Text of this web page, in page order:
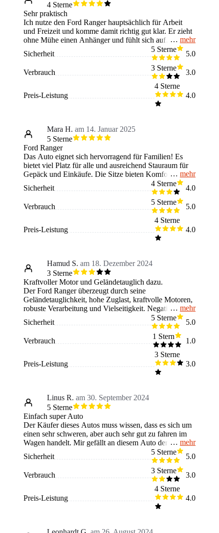
4 Sterne
Sehr praktisch
Ich nutze den Ford Ranger hauptsächlich für Arbeit
und Freizeit und komme damit richtig gut klar. Er zieht
ohne Mühe einen Anhänger und fühlt sich auf
schlechten Wegen genauso sicher an wie auf der
Autobahn. Die Sitzposition ist angenehm hoch und
man hat einen guten Überblick. Innen ist alles
funktional und stabil, aber eben nicht besonders edel.
Ein Stern Abzug, weil das Fahrwerk leer etwas hart
wirkt und man kleine Unebenheiten deutlich spürt.
Insgesamt aber ein starker und zuverlässiger Wagen.
mehr
Sicherheit
5 Sterne
5.0
Verbrauch
3 Sterne
3.0
Preis-Leistung
4 Sterne
4.0
Mara H. am 14. Januar 2025
5 Sterne
Ford Ranger
Das Auto eignet sich hervorragend für Familien! Es
bietet viel Platz für alle und ausreichend Stauraum für
Gepäck und Einkäufe. Die Sitze bieten Komfort,
wodurch auch längere Fahrten angenehm sind. Die
zahlreichen Ablagefächer und die unkomplizierte
Handhabung sind besonders praktisch. Es fährt ruhig
und sicher, wobei die Motorisierung relativ hoch ist. Ich
kann den Wagen auch für Anfänger empfehlen.
mehr
Sicherheit
4 Sterne
4.0
Verbrauch
5 Sterne
5.0
Preis-Leistung
4 Sterne
4.0
Hamud S. am 18. Dezember 2024
3 Sterne
Kraftvoller Motor und Geländetauglich dazu.
Der Ford Ranger überzeugt durch seine
Geländetauglichkeit, hohe Zuglast, kraftvolle Motoren,
robuste Verarbeitung und Vielseitigkeit. Negativ zu
bewerten sind der hohe Verbrauch, eingeschränkter
Komfort im Innenraum, die Größe für den
Stadtverkehr, teure Optionen und ein starres Fahrwerk
bei Leergewicht. Es fehlen komfortorientierte Features,
wie sie bei SUVs üblich sind. Käufer sollten wissen,
dass der Ranger eher ein Arbeitsfahrzeug als ein
Familienauto ist und sich besonders für Landwirte oder
mehr
Sicherheit
5 Sterne
5.0
Verbrauch
1 Stern
1.0
Preis-Leistung
3 Sterne
3.0
Linus R. am 30. September 2024
5 Sterne
Einfach super Auto
Der Käufer dieses Autos muss wissen, dass es sich um
einen sehr schweren, aber auch sehr gut zu fahren im
Wagen handelt. Mir gefällt an diesem Auto der
Stauraum, weil dort vieles hereinpasst. Dieses Auto ist
in der Lage, sehr große und schwere Anhänger zu
mehr
Sicherheit
5 Sterne
5.0
Verbrauch
3 Sterne
3.0
Preis-Leistung
4 Sterne
4.0